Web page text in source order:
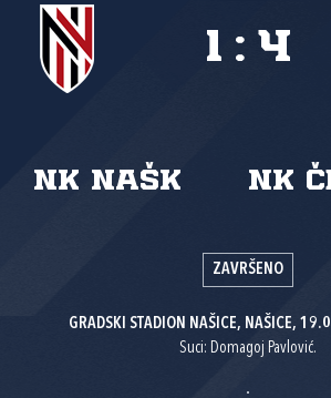
NK NAŠK NK
1 : 4
ZAVRŠENO
GRADSKI STADION NAŠICE, NAŠICE,
Suci: Domagoj Pavlović.